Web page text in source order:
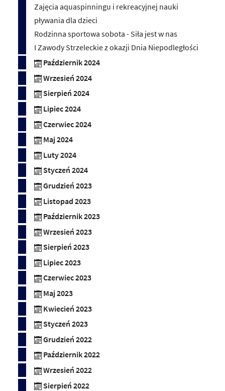
Zajęcia aquaspinningu i rekreacyjnej nauki
pływania dla dzieci
Rodzinna sportowa sobota - Siła jest w nas
I Zawody Strzeleckie z okazji Dnia Niepodległości
Październik 2024
Wrzesień 2024
Sierpień 2024
Lipiec 2024
Czerwiec 2024
Maj 2024
Luty 2024
Styczeń 2024
Grudzień 2023
Listopad 2023
Październik 2023
Wrzesień 2023
Sierpień 2023
Lipiec 2023
Czerwiec 2023
Maj 2023
Kwiecień 2023
Styczeń 2023
Grudzień 2022
Październik 2022
Wrzesień 2022
Sierpień 2022